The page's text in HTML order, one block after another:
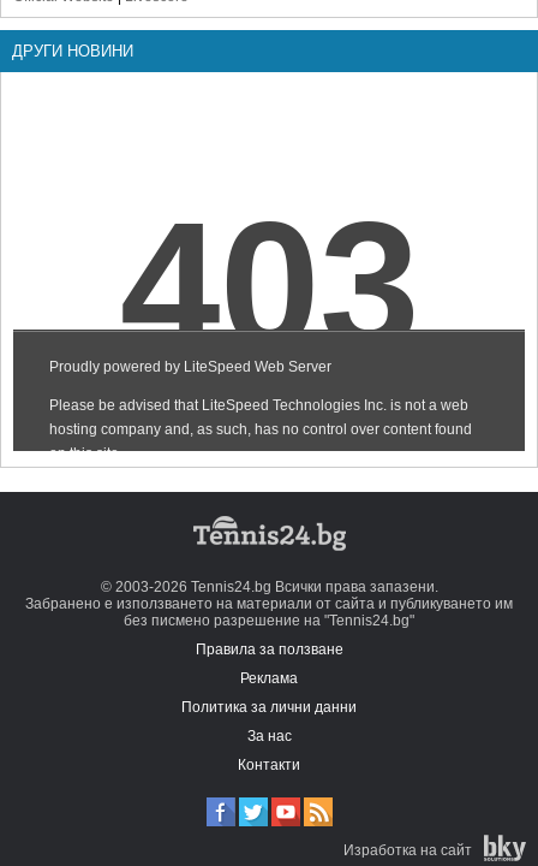
ДРУГИ НОВИНИ
© 2003-2026 Tennis24.bg Всички права запазени.
Забранено е използването на материали от сайта и публикуването им
без писмено разрешение на "Tennis24.bg"
Правила за ползване
Реклама
Политика за лични данни
За нас
Контакти
Изработка на сайт